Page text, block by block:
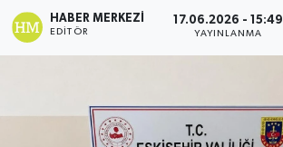
HABER MERKEZI
EDITÖR
17.06.2026 - 15:49
YAYINLANMA